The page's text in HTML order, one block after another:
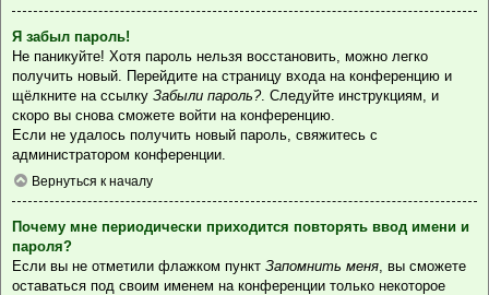
Я забыл пароль!
Не паникуйте! Хотя пароль нельзя восстановить, можно легко
получить новый. Перейдите на страницу входа на конференцию и
щёлкните на ссылку Забыли пароль?. Следуйте инструкциям, и
скоро вы снова сможете войти на конференцию.
Если не удалось получить новый пароль, свяжитесь с
администратором конференции.
Вернуться к началу
Почему мне периодически приходится повторять ввод имени и
пароля?
Если вы не отметили флажком пункт Запомнить меня , вы сможете
оставаться под своим именем на конференции только некоторое